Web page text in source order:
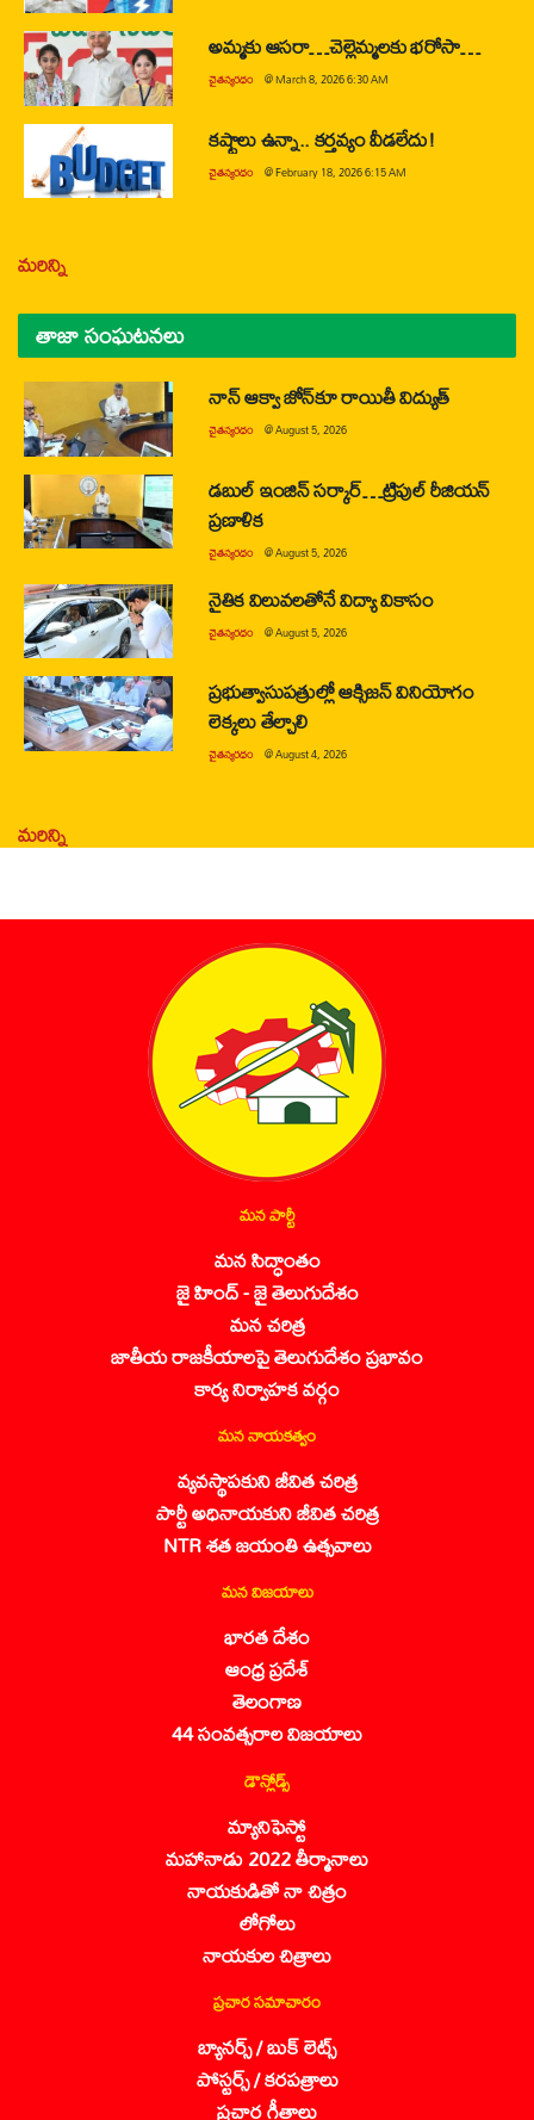
అమ్మకు ఆసరా…చెల్లెమ్మలకు భరోసా…
చైతన్యరధం @March 8, 2026 6:30 AM
కష్టాలు ఉన్నా.. కర్తవ్యం వీడలేదు!
చైతన్యరధం @February 18, 2026 6:15 AM
మరిన్ని
తాజా సంఘటనలు
నాన్ ఆక్వా జోన్‌కూ రాయితీ విద్యుత్
చైతన్యరధం @August 5, 2026
డబుల్ ఇంజిన్ సర్కార్…ట్రిపుల్ రీజియన్
ప్రణాళిక
చైతన్యరధం @August 5, 2026
నైతిక విలువలతోనే విద్యా వికాసం
చైతన్యరధం @August 5, 2026
ప్రభుత్వాసుపత్రుల్లో ఆక్సిజన్ వినియోగం
లెక్కలు తేల్చాలి
చైతన్యరధం @August 4, 2026
మరిన్ని
మన పార్టీ
మన సిద్ధాంతం
జై హింద్ - జై తెలుగుదేశం
మన చరిత్ర
జాతీయ రాజకీయాలపై తెలుగుదేశం ప్రభావం
కార్య నిర్వాహక వర్గం
మన నాయకత్వం
వ్యవస్థాపకుని జీవిత చరిత్ర
పార్టీ అధినాయకుని జీవిత చరిత్ర
NTR శత జయంతి ఉత్సవాలు
మన విజయాలు
భారత దేశం
ఆంధ్ర ప్రదేశ్
తెలంగాణ
44 సంవత్సరాల విజయాలు
డౌన్లోడ్స్
మ్యానిఫెస్టో
మహానాడు 2022 తీర్మానాలు
నాయకుడితో నా చిత్రం
లోగోలు
నాయకుల చిత్రాలు
ప్రచార సమాచారం
బ్యానర్స్ / బుక్ లెట్స్
పోస్టర్స్ / కరపత్రాలు
ప్రచార గీతాలు